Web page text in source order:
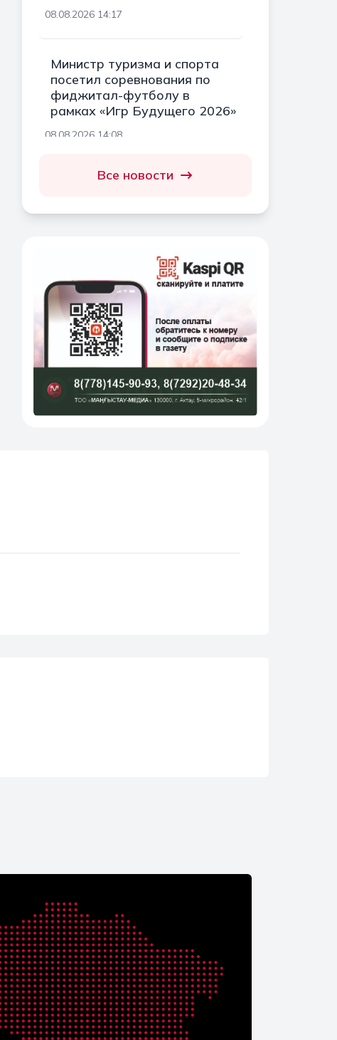
08.08.2026 14:17
Министр туризма и спорта
посетил соревнования по
фиджитал-футболу в
рамках «Игр Будущего 2026»
08.08.2026 14:08
Категория NEET: в
проблемы молодёжи
«Жазда Ақтауға кел»: вышла
новая песня, посвящённая
Актау
08.08.2026 12:58
В Мангистау прошло
здравоохранения РК
медицинских организаций
Мангистауской области
08.08.2026 11:48
В Актау подвели итоги
проведенной работы по
защите прав инвесторов
Все новости